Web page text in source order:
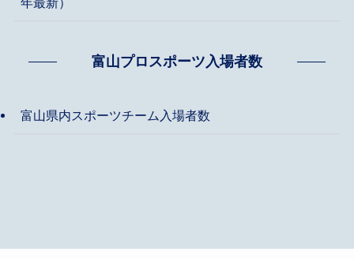
富山プロスポーツ入場者数
富山県内スポーツチーム入場者数